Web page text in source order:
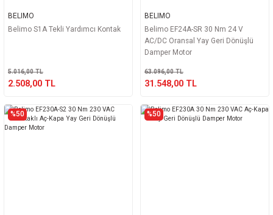
BELIMO
Belimo S1A Tekli Yardımcı Kontak
5.016,00 TL
2.508,00 TL
BELIMO
Belimo EF24A-SR 30 Nm 24 V
AC/DC Oransal Yay Geri Dönüşlü
Damper Motor
63.096,00 TL
31.548,00 TL
%50 %50